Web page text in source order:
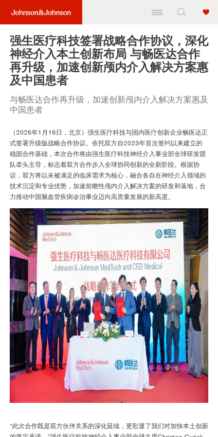
强生医疗科技签署战略合作协议，深化
神经介入本土创新布局 与畅医达合作
再升级，加速创新颅内介入解决方案惠
及中国患者
与畅医达合作再升级，加速创新颅内介入解决方案惠及
中国患者
（2026年1月16日，北京）强生医疗科技与国内医疗创新企业畅医达正
式签署升级版战略合作协议。依托双方自2023年首次签约以来建立的
稳固合作基础，本次合作将由强生医疗科技神经介入事业部全球研发团
队牵头主导，标志着双方合作步入全球协同创新的全新阶段。根据协
议，双方将以未被满足的临床需求为核心，融合各自在神经介入领域的
技术沉淀和专业优势，加速前瞻性颅内介入解决方案的研发和落地，合
力推动中国脑血管疾病诊治事业迈向高质量发展的新高度。
“此次合作既是双方伙伴关系的深化延续，更彰显了我们对加快本土创新